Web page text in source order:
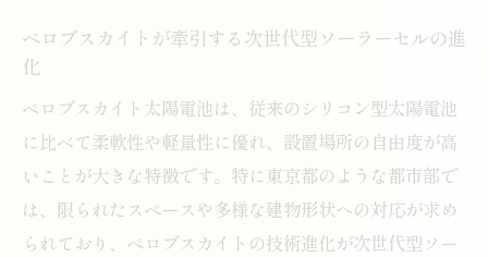
ペロブスカイトが牽引する次世代型ソーラーセルの進
化
ペロブスカイト太陽電池は、従来のシリコン型太陽電池
に比べて柔軟性や軽量性に優れ、設置場所の自由度が高
いことが大きな特徴です。特に東京都のような都市部で
は、限られたスペースや多様な建物形状への対応が求め
られており、ペロブスカイトの技術進化が次世代型ソー